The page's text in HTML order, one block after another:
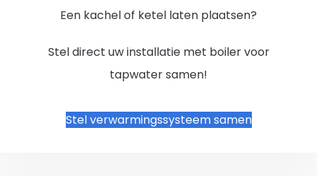
Een kachel of ketel laten plaatsen?
Stel direct uw installatie met boiler voor
tapwater samen!
Stel verwarmingssysteem samen